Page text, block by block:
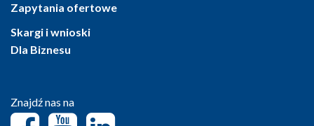
Zapytania ofertowe
Skargi i wnioski
Dla Biznesu
Znajdź nas na